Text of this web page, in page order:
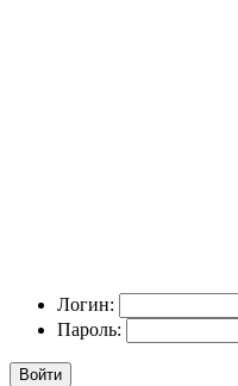
Логин:
Пароль:
Войти